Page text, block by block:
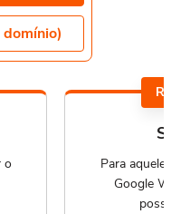
o
Para
Google